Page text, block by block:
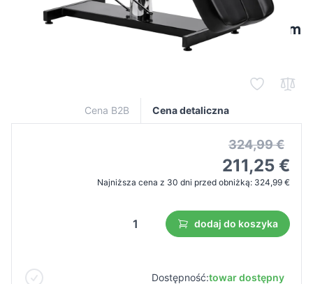
Fotel kosmetyczny hydrauliczny do
pedicure Sillon 210 z kołyską i dzielonym
Cena B2B Cena detaliczna
324,99 €
211,25 €
Najniższa cena z 30 dni przed obniżką: 324,99 €
dodaj do koszyka
Dostępność:towar dostępny